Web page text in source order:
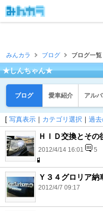
みんカラ ブログ ブログ一
★しんちゃん★
ブログ 愛車紹介 アル
[ 写真表示 ｜ カテゴリ選択 ｜ 過
ＨＩＤ交換とその
2012/4/14 16:01 5
Ｙ３４グロリア納
2012/4/7 09:17